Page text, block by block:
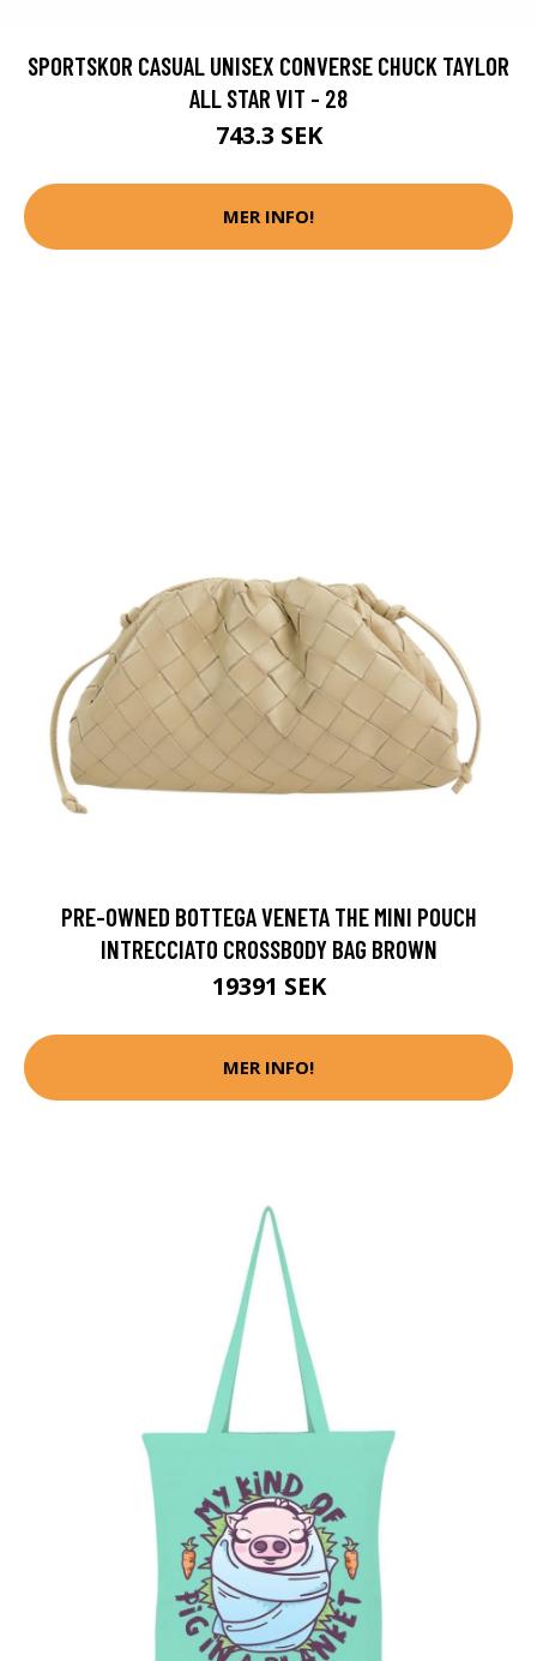
SPORTSKOR CASUAL UNISEX CONVERSE CHUCK TAYLOR
ALL STAR VIT - 28
743.3 SEK
MER INFO!
PRE-OWNED BOTTEGA VENETA THE MINI POUCH
INTRECCIATO CROSSBODY BAG BROWN
19391 SEK
MER INFO!